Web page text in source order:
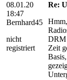
08.01.20
18:47
Bernhard45
nicht
registriert
Re:
DRM
Zeit